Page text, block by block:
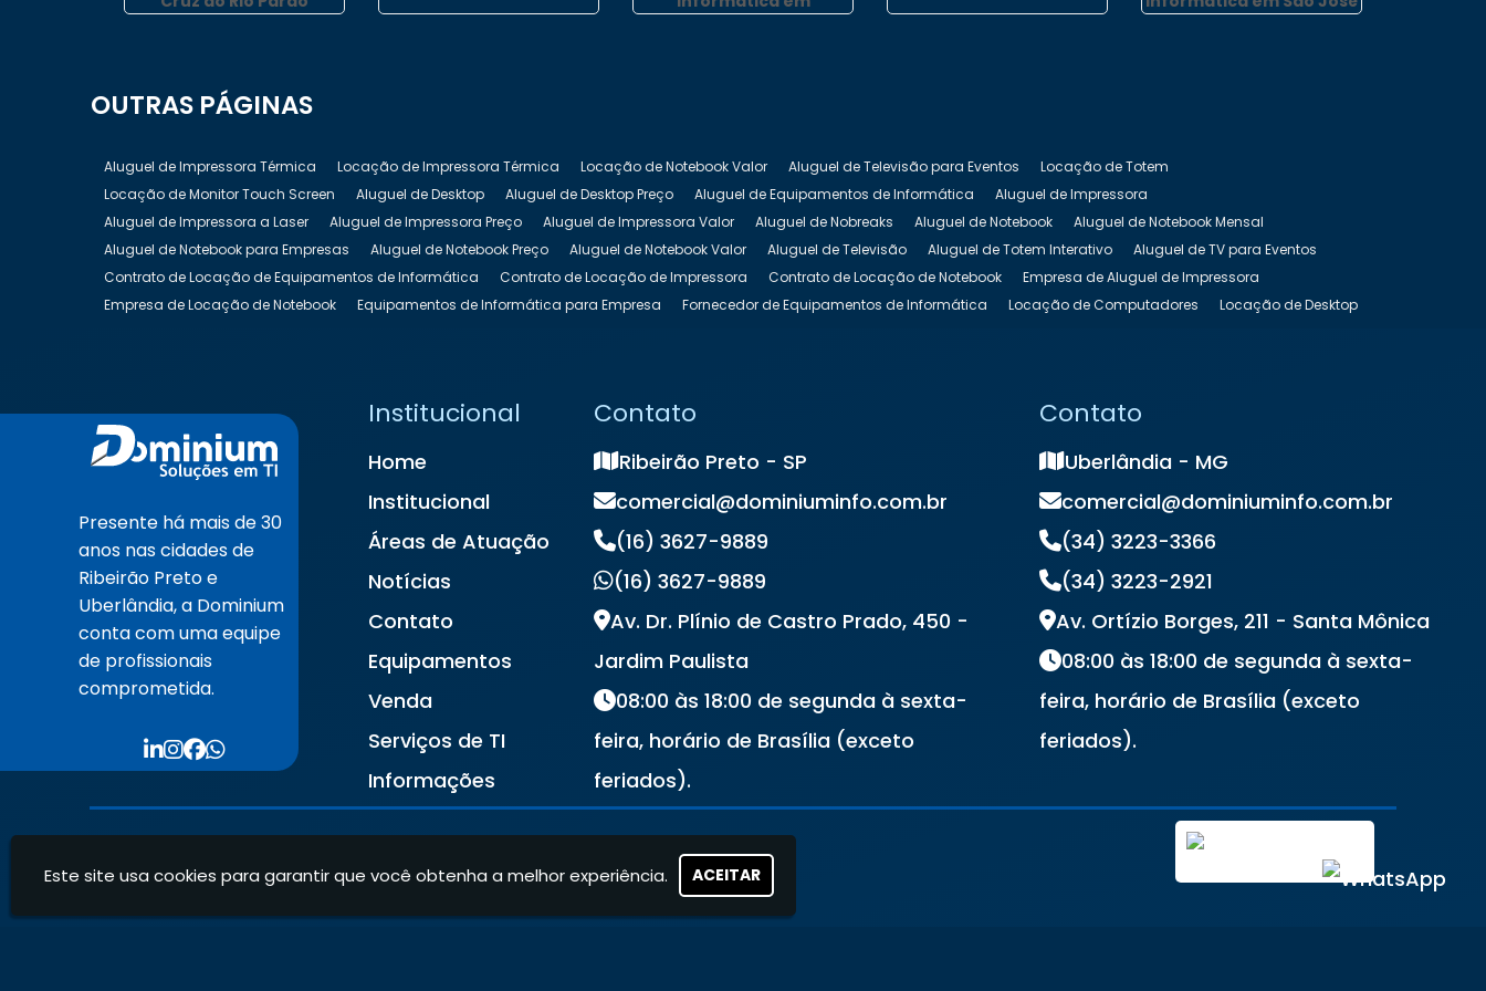
Cravinhos
do Rio Pardo
OUTRAS PÁGINAS
Aluguel de Impressora Térmica Locação de Impressora Térmica Locação de Notebook Valor Aluguel de Televisão para Eventos
Locação de Totem
Locação de Monitor Touch Screen
Aluguel de Desktop Aluguel de Desktop Preço Aluguel de Equipamentos de Informática
Aluguel de Impressora
Aluguel de Impressora a Laser
Aluguel de Impressora Preço Aluguel de Impressora Valor Aluguel de Nobreaks Aluguel de Notebook
Aluguel de Notebook Mensal
Aluguel de Notebook para Empresas
Aluguel de Notebook Preço Aluguel de Notebook Valor Aluguel de Televisão Aluguel de Totem Interativo
Aluguel de TV para Eventos
Contrato de Locação de Equipamentos de Informática
Contrato de Locação de Impressora Contrato de Locação de Notebook
Empresa de Aluguel de Impressora
Empresa de Locação de Notebook
Equipamentos de Informática para Empresa Fornecedor de Equipamentos de Informática Locação de Computadores
Locação de Desktop
Locação de TV para Eventos
Preço Aluguel de Notebook Preço de Locação de Notebook
Presente há mais de 30
anos nas cidades de
Ribeirão Preto e
Uberlândia, a Dominium
conta com uma equipe
de profissionais
comprometida.
Institucional
Home
Institucional
Áreas de Atuação
Notícias
Contato
Equipamentos
Venda
Serviços de TI
Informações
Contato
Ribeirão Preto - SP
comercial@dominiuminfo.com.br
(16) 3627-9889
(16) 3627-9889
Av. Dr. Plínio de Castro Prado, 450 -
Jardim Paulista
08:00 às 18:00 de segunda à sexta-
feira, horário de Brasília (exceto
feriados).
Contato
Uberlândia - MG
comercial@dominiuminfo.com.br
(34) 3223-3366
(34) 3223-2921
Av. Ortízio Borges, 211 - Santa Mônica
08:00 às 18:00 de segunda à sexta-
feira, horário de Brasília (exceto
feriados).
Este site usa cookies para garantir que você obtenha a melhor experiência. ACEITAR